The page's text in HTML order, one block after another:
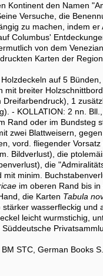
Kontinent den Namen
Versuche, die
zu machen, indem er
Columbus'
von dem
Karten der
auf 5
breiter
1
- KOLLATION: 2 nn.
Rand oder im Bundsteg
zwei Blattweisern,
vord. fliegender
Bildverlust), die
die
minim.
im oberen Rand bis in
die Karten Tabula
wasserfleckig und
leicht wurmstichig,
STC, German Books